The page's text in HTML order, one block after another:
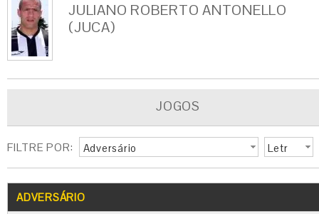
JULIANO ROBERTO ANTONELLO
(JUCA)
JOGOS
FILTRE POR: Adversário
Letr
ADVERSÁRIO